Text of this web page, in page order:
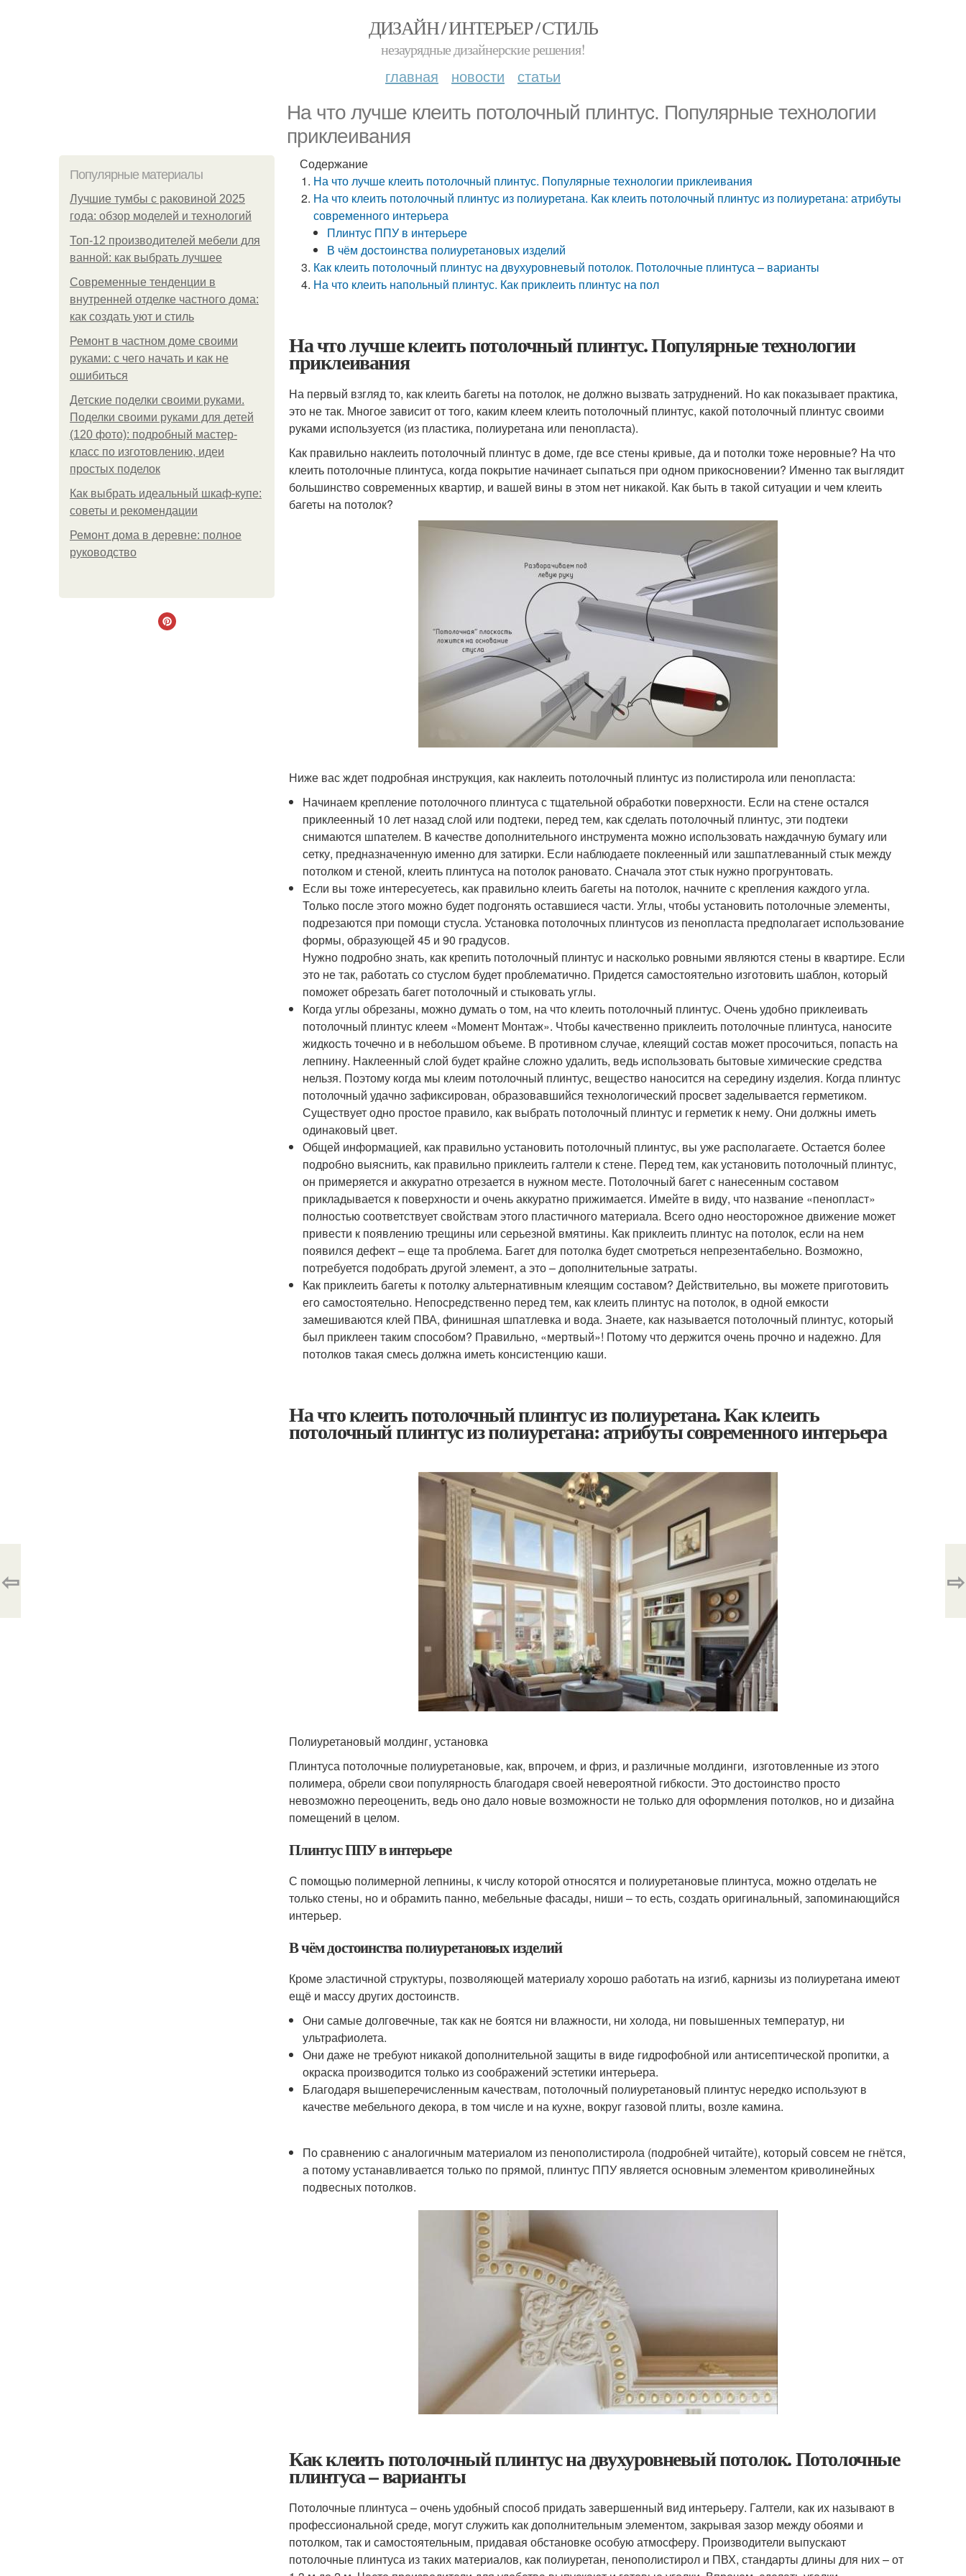
ДИЗАЙН / ИНТЕРЬЕР / СТИЛЬ
незаурядные дизайнерские решения!
главная новости статьи
На что лучше клеить потолочный плинтус. Популярные технологии
приклеивания
Популярные материалы
Лучшие тумбы с раковиной 2025
года: обзор моделей и технологий
Топ-12 производителей мебели для
ванной: как выбрать лучшее
Современные тенденции в
внутренней отделке частного дома:
как создать уют и стиль
Ремонт в частном доме своими
руками: с чего начать и как не
ошибиться
Детские поделки своими руками.
Поделки своими руками для детей
(120 фото): подробный мастер-
класс по изготовлению, идеи
простых поделок
Как выбрать идеальный шкаф-купе:
советы и рекомендации
Ремонт дома в деревне: полное
руководство
Содержание
На что лучше клеить потолочный плинтус. Популярные технологии приклеивания
На что клеить потолочный плинтус из полиуретана. Как клеить потолочный плинтус из полиуретана: атрибуты
современного интерьера
Плинтус ППУ в интерьере
В чём достоинства полиуретановых изделий
Как клеить потолочный плинтус на двухуровневый потолок. Потолочные плинтуса – варианты
На что клеить напольный плинтус. Как приклеить плинтус на пол
На что лучше клеить потолочный плинтус. Популярные технологии
приклеивания
На первый взгляд то, как клеить багеты на потолок, не должно вызвать затруднений. Но как показывает практика,
это не так. Многое зависит от того, каким клеем клеить потолочный плинтус, какой потолочный плинтус своими
руками используется (из пластика, полиуретана или пенопласта).
Как правильно наклеить потолочный плинтус в доме, где все стены кривые, да и потолки тоже неровные? На что
клеить потолочные плинтуса, когда покрытие начинает сыпаться при одном прикосновении? Именно так выглядит
большинство современных квартир, и вашей вины в этом нет никакой. Как быть в такой ситуации и чем клеить
багеты на потолок?
Ниже вас ждет подробная инструкция, как наклеить потолочный плинтус из полистирола или пенопласта:
Начинаем крепление потолочного плинтуса с тщательной обработки поверхности. Если на стене остался
приклеенный 10 лет назад слой или подтеки, перед тем, как сделать потолочный плинтус, эти подтеки
снимаются шпателем. В качестве дополнительного инструмента можно использовать наждачную бумагу или
сетку, предназначенную именно для затирки. Если наблюдаете поклеенный или зашпатлеванный стык между
потолком и стеной, клеить плинтуса на потолок рановато. Сначала этот стык нужно прогрунтовать.
Если вы тоже интересуетесь, как правильно клеить багеты на потолок, начните с крепления каждого угла.
Только после этого можно будет подгонять оставшиеся части. Углы, чтобы установить потолочные элементы,
подрезаются при помощи стусла. Установка потолочных плинтусов из пенопласта предполагает использование
формы, образующей 45 и 90 градусов.
Нужно подробно знать, как крепить потолочный плинтус и насколько ровными являются стены в квартире. Если
это не так, работать со стуслом будет проблематично. Придется самостоятельно изготовить шаблон, который
поможет обрезать багет потолочный и стыковать углы.
Когда углы обрезаны, можно думать о том, на что клеить потолочный плинтус. Очень удобно приклеивать
потолочный плинтус клеем «Момент Монтаж». Чтобы качественно приклеить потолочные плинтуса, наносите
жидкость точечно и в небольшом объеме. В противном случае, клеящий состав может просочиться, попасть на
лепнину. Наклеенный слой будет крайне сложно удалить, ведь использовать бытовые химические средства
нельзя. Поэтому когда мы клеим потолочный плинтус, вещество наносится на середину изделия. Когда плинтус
потолочный удачно зафиксирован, образовавшийся технологический просвет заделывается герметиком.
Существует одно простое правило, как выбрать потолочный плинтус и герметик к нему. Они должны иметь
одинаковый цвет.
Общей информацией, как правильно установить потолочный плинтус, вы уже располагаете. Остается более
подробно выяснить, как правильно приклеить галтели к стене. Перед тем, как установить потолочный плинтус,
он примеряется и аккуратно отрезается в нужном месте. Потолочный багет с нанесенным составом
прикладывается к поверхности и очень аккуратно прижимается. Имейте в виду, что название «пенопласт»
полностью соответствует свойствам этого пластичного материала. Всего одно неосторожное движение может
привести к появлению трещины или серьезной вмятины. Как приклеить плинтус на потолок, если на нем
появился дефект – еще та проблема. Багет для потолка будет смотреться непрезентабельно. Возможно,
потребуется подобрать другой элемент, а это – дополнительные затраты.
Как приклеить багеты к потолку альтернативным клеящим составом? Действительно, вы можете приготовить
его самостоятельно. Непосредственно перед тем, как клеить плинтус на потолок, в одной емкости
замешиваются клей ПВА, финишная шпатлевка и вода. Знаете, как называется потолочный плинтус, который
был приклеен таким способом? Правильно, «мертвый»! Потому что держится очень прочно и надежно. Для
потолков такая смесь должна иметь консистенцию каши.
На что клеить потолочный плинтус из полиуретана. Как клеить
потолочный плинтус из полиуретана: атрибуты современного интерьера
Полиуретановый молдинг, установка
Плинтуса потолочные полиуретановые, как, впрочем, и фриз, и различные молдинги, изготовленные из этого
полимера, обрели свои популярность благодаря своей невероятной гибкости. Это достоинство просто
невозможно переоценить, ведь оно дало новые возможности не только для оформления потолков, но и дизайна
помещений в целом.
Плинтус ППУ в интерьере
С помощью полимерной лепнины, к числу которой относятся и полиуретановые плинтуса, можно отделать не
только стены, но и обрамить панно, мебельные фасады, ниши – то есть, создать оригинальный, запоминающийся
интерьер.
В чём достоинства полиуретановых изделий
Кроме эластичной структуры, позволяющей материалу хорошо работать на изгиб, карнизы из полиуретана имеют
ещё и массу других достоинств.
Они самые долговечные, так как не боятся ни влажности, ни холода, ни повышенных температур, ни
ультрафиолета.
Они даже не требуют никакой дополнительной защиты в виде гидрофобной или антисептической пропитки, а
окраска производится только из соображений эстетики интерьера.
Благодаря вышеперечисленным качествам, потолочный полиуретановый плинтус нередко используют в
качестве мебельного декора, в том числе и на кухне, вокруг газовой плиты, возле камина.
По сравнению с аналогичным материалом из пенополистирола (подробней читайте), который совсем не гнётся,
а потому устанавливается только по прямой, плинтус ППУ является основным элементом криволинейных
подвесных потолков.
Как клеить потолочный плинтус на двухуровневый потолок. Потолочные
плинтуса – варианты
Потолочные плинтуса – очень удобный способ придать завершенный вид интерьеру. Галтели, как их называют в
профессиональной среде, могут служить как дополнительным элементом, закрывая зазор между обоями и
потолком, так и самостоятельным, придавая обстановке особую атмосферу. Производители выпускают
потолочные плинтуса из таких материалов, как полиуретан, пенополистирол и ПВХ, стандарты длины для них – от
⇦ ⇨